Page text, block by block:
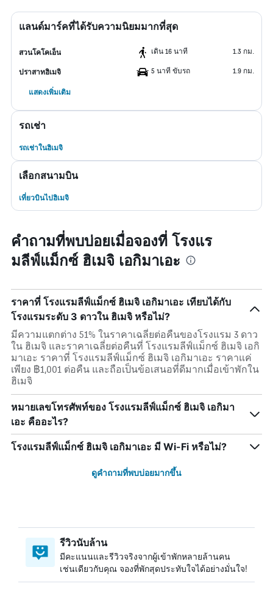
แลนด์มาร์คที่ได้รับความนิยมมากที่สุด
สวนโคโคเอ็น เดิน 16 นาที 1.3 กม.
ปราสาทฮิเมจิ 5 นาที ขับรถ 1.9 กม.
แสดงเพิ่มเติม
รถเช่า
รถเช่าในฮิเมจิ
เลือกสนามบิน
เที่ยวบินไปฮิเมจิ
คำถามที่พบบ่อยเมื่อจองที่ โรงแร
มลีฟ์แม็กซ์ ฮิเมจิ เอกิมาเอะ
ราคาที่ โรงแรมลีฟ์แม็กซ์ ฮิเมจิ เอกิมาเอะ เทียบได้กับ
โรงแรมระดับ 3 ดาวใน ฮิเมจิ หรือไม่?
มีความแตกต่าง 51% ในราคาเฉลี่ยต่อคืนของโรงแรม 3 ดาว
ใน ฮิเมจิ และราคาเฉลี่ยต่อคืนที่ โรงแรมลีฟ์แม็กซ์ ฮิเมจิ เอกิ
มาเอะ ราคาที่ โรงแรมลีฟ์แม็กซ์ ฮิเมจิ เอกิมาเอะ ราคาแค่
เพียง ฿1,001 ต่อคืน และถือเป็นข้อเสนอที่ดีมากเมื่อเข้าพักใน
ฮิเมจิ
หมายเลขโทรศัพท์ของ โรงแรมลีฟ์แม็กซ์ ฮิเมจิ เอกิมา
เอะ คืออะไร?
โรงแรมลีฟ์แม็กซ์ ฮิเมจิ เอกิมาเอะ มี Wi-Fi หรือไม่?
ดูคำถามที่พบบ่อยมากขึ้น
รีวิวนับล้าน
มีคะแนนและรีวิวจริงจากผู้เข้าพักหลายล้านคน
เช่นเดียวกับคุณ จองที่พักสุดประทับใจได้อย่างมั่นใจ!